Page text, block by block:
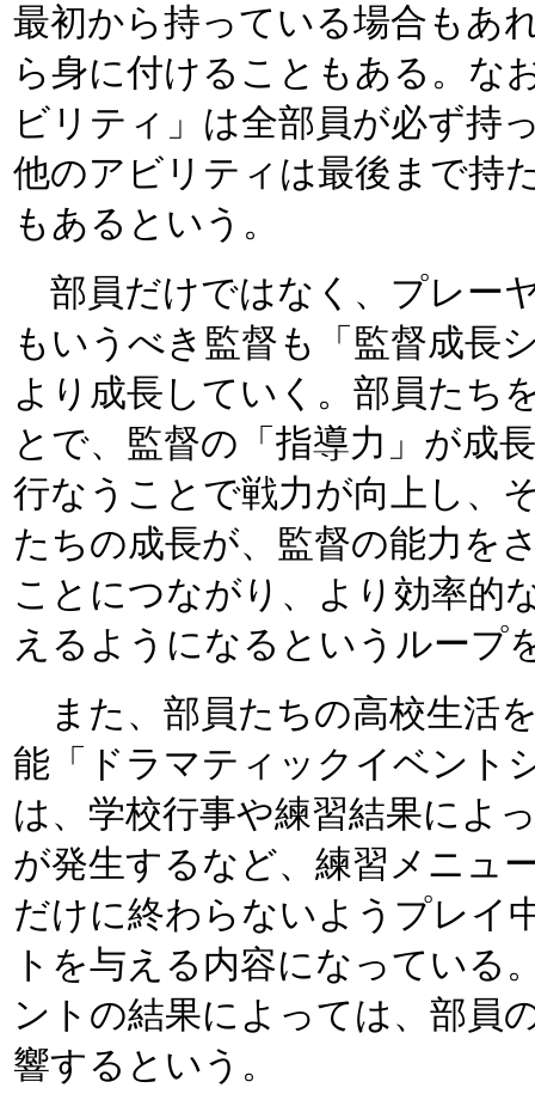
最初から持っている場合もあ
ら身に付けることもある。な
ビリティ」は全部員が必ず持
他のアビリティは最後まで持
もあるという。
部員だけではなく、プレー
もいうべき監督も「監督成長
より成長していく。部員たち
とで、監督の「指導力」が成
行なうことで戦力が向上し、
たちの成長が、監督の能力を
ことにつながり、より効率的
えるようになるというループ
また、部員たちの高校生活
能「ドラマティックイベント
は、学校行事や練習結果によ
が発生するなど、練習メニュ
だけに終わらないようプレイ
トを与える内容になっている
ントの結果によっては、部員
響するという。